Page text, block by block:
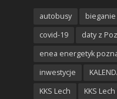
autobusy bieganie
covid-19
daty z
enea energetyk
inwestycje
KKS Lech
KKS